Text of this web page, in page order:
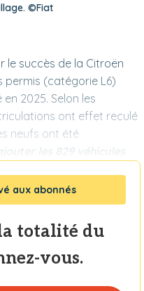
©Fiat
le succès de la Citroën
permis (catégorie L6)
2025. Selon les
ont effet reculé
neufs ont été
les 829 véhicules
aux abonnés
totalité du
vous.